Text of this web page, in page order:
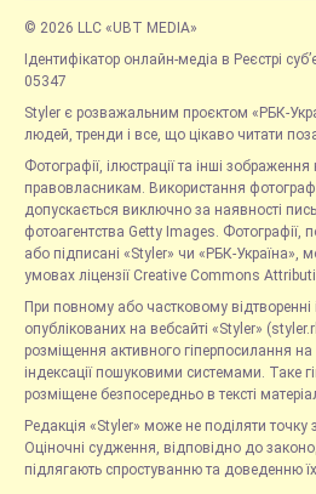
© 2026 LLC «UBT MEDIA»
Ідентифікатор онлайн-медіа в Реєстрі
05347
Styler є розважальним проєктом «РБК-
людей, тренди і все, що цікаво читати
Фотографії, ілюстрації та інші
правовласникам. Використання
допускається виключно за наявності
фотоагентства Getty Images. Фотографії,
або підписані «Styler» чи «РБК-Україна»,
умовах ліцензії Creative Commons
При повному або частковому відтворенні
опублікованих на вебсайті «Styler»
розміщення активного гіперпосилання
індексації пошуковими системами. Таке
розміщене безпосередньо в тексті
Редакція «Styler» може не поділяти точку
Оціночні судження, відповідно до
підлягають спростуванню та доведенню